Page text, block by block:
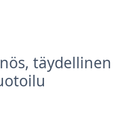
täydellinen